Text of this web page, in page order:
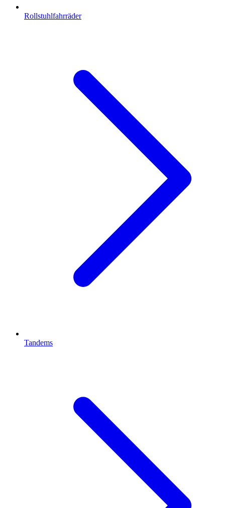
Rollstuhlfahrräder
Tandems